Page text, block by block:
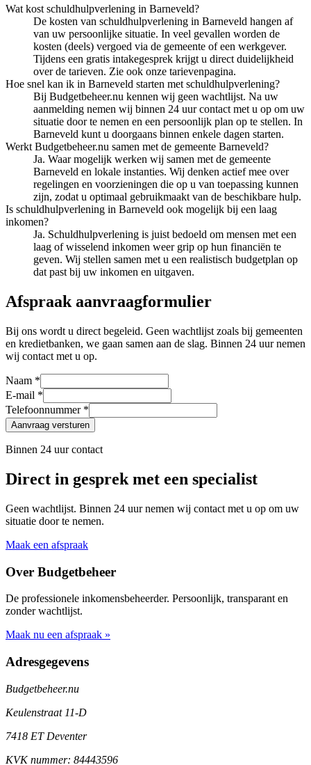
Wat kost schuldhulpverlening in Barneveld?
De kosten van schuldhulpverlening in Barneveld hangen af
van uw persoonlijke situatie. In veel gevallen worden de
kosten (deels) vergoed via de gemeente of een werkgever.
Tijdens een gratis intakegesprek krijgt u direct duidelijkheid
over de tarieven. Zie ook onze tarievenpagina.
Hoe snel kan ik in Barneveld starten met schuldhulpverlening?
Bij Budgetbeheer.nu kennen wij geen wachtlijst. Na uw
aanmelding nemen wij binnen 24 uur contact met u op om uw
situatie door te nemen en een persoonlijk plan op te stellen. In
Barneveld kunt u doorgaans binnen enkele dagen starten.
Werkt Budgetbeheer.nu samen met de gemeente Barneveld?
Ja. Waar mogelijk werken wij samen met de gemeente
Barneveld en lokale instanties. Wij denken actief mee over
regelingen en voorzieningen die op u van toepassing kunnen
zijn, zodat u optimaal gebruikmaakt van de beschikbare hulp.
Is schuldhulpverlening in Barneveld ook mogelijk bij een laag
inkomen?
Ja. Schuldhulpverlening is juist bedoeld om mensen met een
laag of wisselend inkomen weer grip op hun financiën te
geven. Wij stellen samen met u een realistisch budgetplan op
dat past bij uw inkomen en uitgaven.
Afspraak aanvraagformulier
Bij ons wordt u direct begeleid. Geen wachtlijst zoals bij gemeenten
en kredietbanken, we gaan samen aan de slag. Binnen 24 uur nemen
wij contact met u op.
Naam *
E-mail *
Telefoonnummer *
Aanvraag versturen
Binnen 24 uur contact
Direct in gesprek met een specialist
Geen wachtlijst. Binnen 24 uur nemen wij contact met u op om uw
situatie door te nemen.
Maak een afspraak
Over Budgetbeheer
De professionele inkomensbeheerder. Persoonlijk, transparant en
zonder wachtlijst.
Maak nu een afspraak »
Adresgegevens
Budgetbeheer.nu
Keulenstraat 11-D
7418 ET Deventer
KVK nummer: 84443596